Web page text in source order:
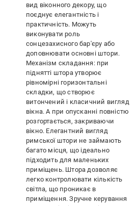
вид віконного декору, що
поєднує елегантність і
практичність. Можуть
виконувати роль
сонцезахисного бар'єру або
доповнювати основні штори.
Механізм складання: при
піднятті штора утворює
рівномірні горизонтальні
складки, що створює
витончений і класичний вигляд
вікна. А при опусканні повністю
розгортається, закриваючи
вікно. Елегантний вигляд
римської штори не займають
багато місця, що ідеально
підходить для маленьких
приміщень. Штора дозволяє
легко контролювати кількість
світла, що проникає в
приміщення. Зручне керування